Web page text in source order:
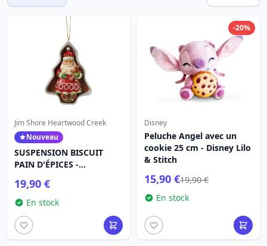
Jim Shore Heartwood Creek
Nouveau
SUSPENSION BISCUIT
PAIN D'ÉPICES -
19,90 €
En stock
-20%
Disney
Peluche Angel avec un
cookie 25 cm - Disney Lilo
& Stitch
15,90 €19,90 €
En stock